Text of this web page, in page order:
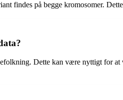
findes på begge kromosomer.
Dette kan være nyttigt for